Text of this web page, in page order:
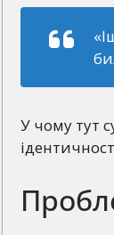
У чому тут